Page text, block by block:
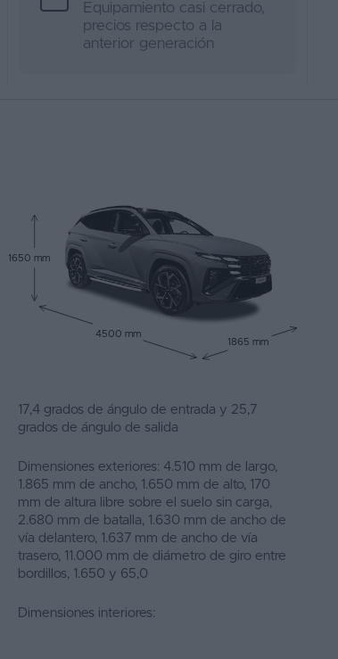
Equipamiento casi cerrado,
precios respecto a la
anterior generación
1650 mm
4500 mm
1865 mm
17,4 grados de ángulo de entrada y 25,7
grados de ángulo de salida
Dimensiones exteriores: 4.510 mm de largo,
1.865 mm de ancho, 1.650 mm de alto, 170
mm de altura libre sobre el suelo sin carga,
2.680 mm de batalla, 1.630 mm de ancho de
vía delantero, 1.637 mm de ancho de vía
trasero, 11.000 mm de diámetro de giro entre
bordillos, 1.650 y 65,0
Dimensiones interiores: